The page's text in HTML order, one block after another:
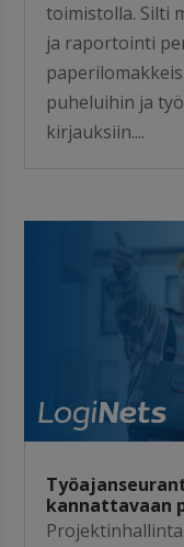
toimistolla. Silti
ja raportointi
puheluihin ja
kirjauksiin....
kannattavaan